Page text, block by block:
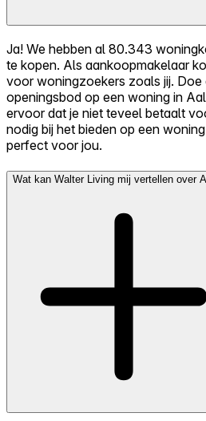
Ja! We hebben al 80.343
te kopen. Als aankoopmakelaar
voor woningzoekers zoals jij.
openingsbod op een woning in
ervoor dat je niet teveel betaalt
nodig bij het bieden op een
perfect voor jou.
Wat kan Walter Living mij vertellen over